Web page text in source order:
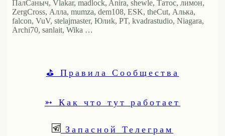
ПалСаныч, Vlakar, madlock, Anira, shewle, Татос, лимон,
ZergCross, Алла, mumza, dem108, ESK, theCut, Алька,
falcon, VuV, stelajmaster, Юлиk, PT, kvadrastudio, Niagara,
Archi70, sanlait, Wika …
⛳ Правила Сообщества
➳ Как что тут работает
Запасной Телеграм